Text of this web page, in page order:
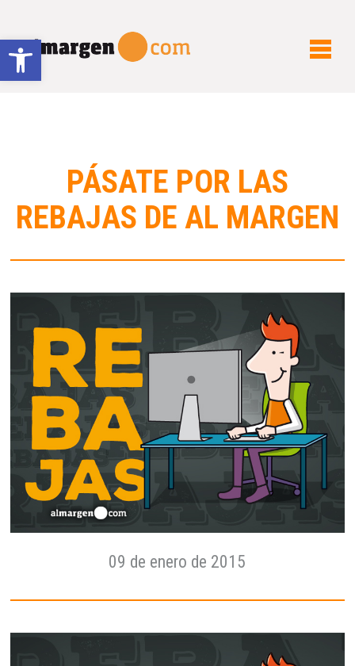
Abrir barra de herramientas
PÁSATE POR LAS
REBAJAS DE AL MARGEN
09 de enero de 2015